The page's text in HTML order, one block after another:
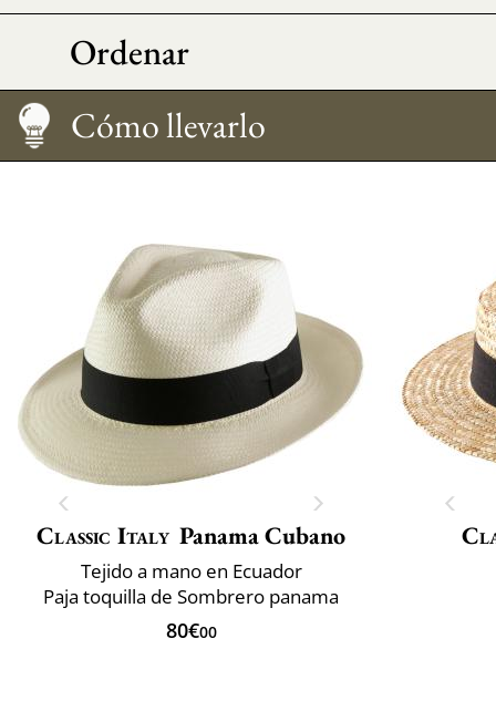
Ordenar
Cuidado
Consejos morfo
Cómo llevarlo
Classic Italy Panama Cubano
Tejido a mano en Ecuador
Paja toquilla de Sombrero panama
80€00